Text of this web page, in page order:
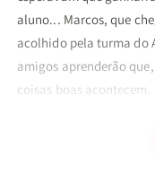
aluno... Marcos, que
acolhido pela turma do
amigos aprenderão
coisas boas acontecem.
conta com doze
muito com o Authentic